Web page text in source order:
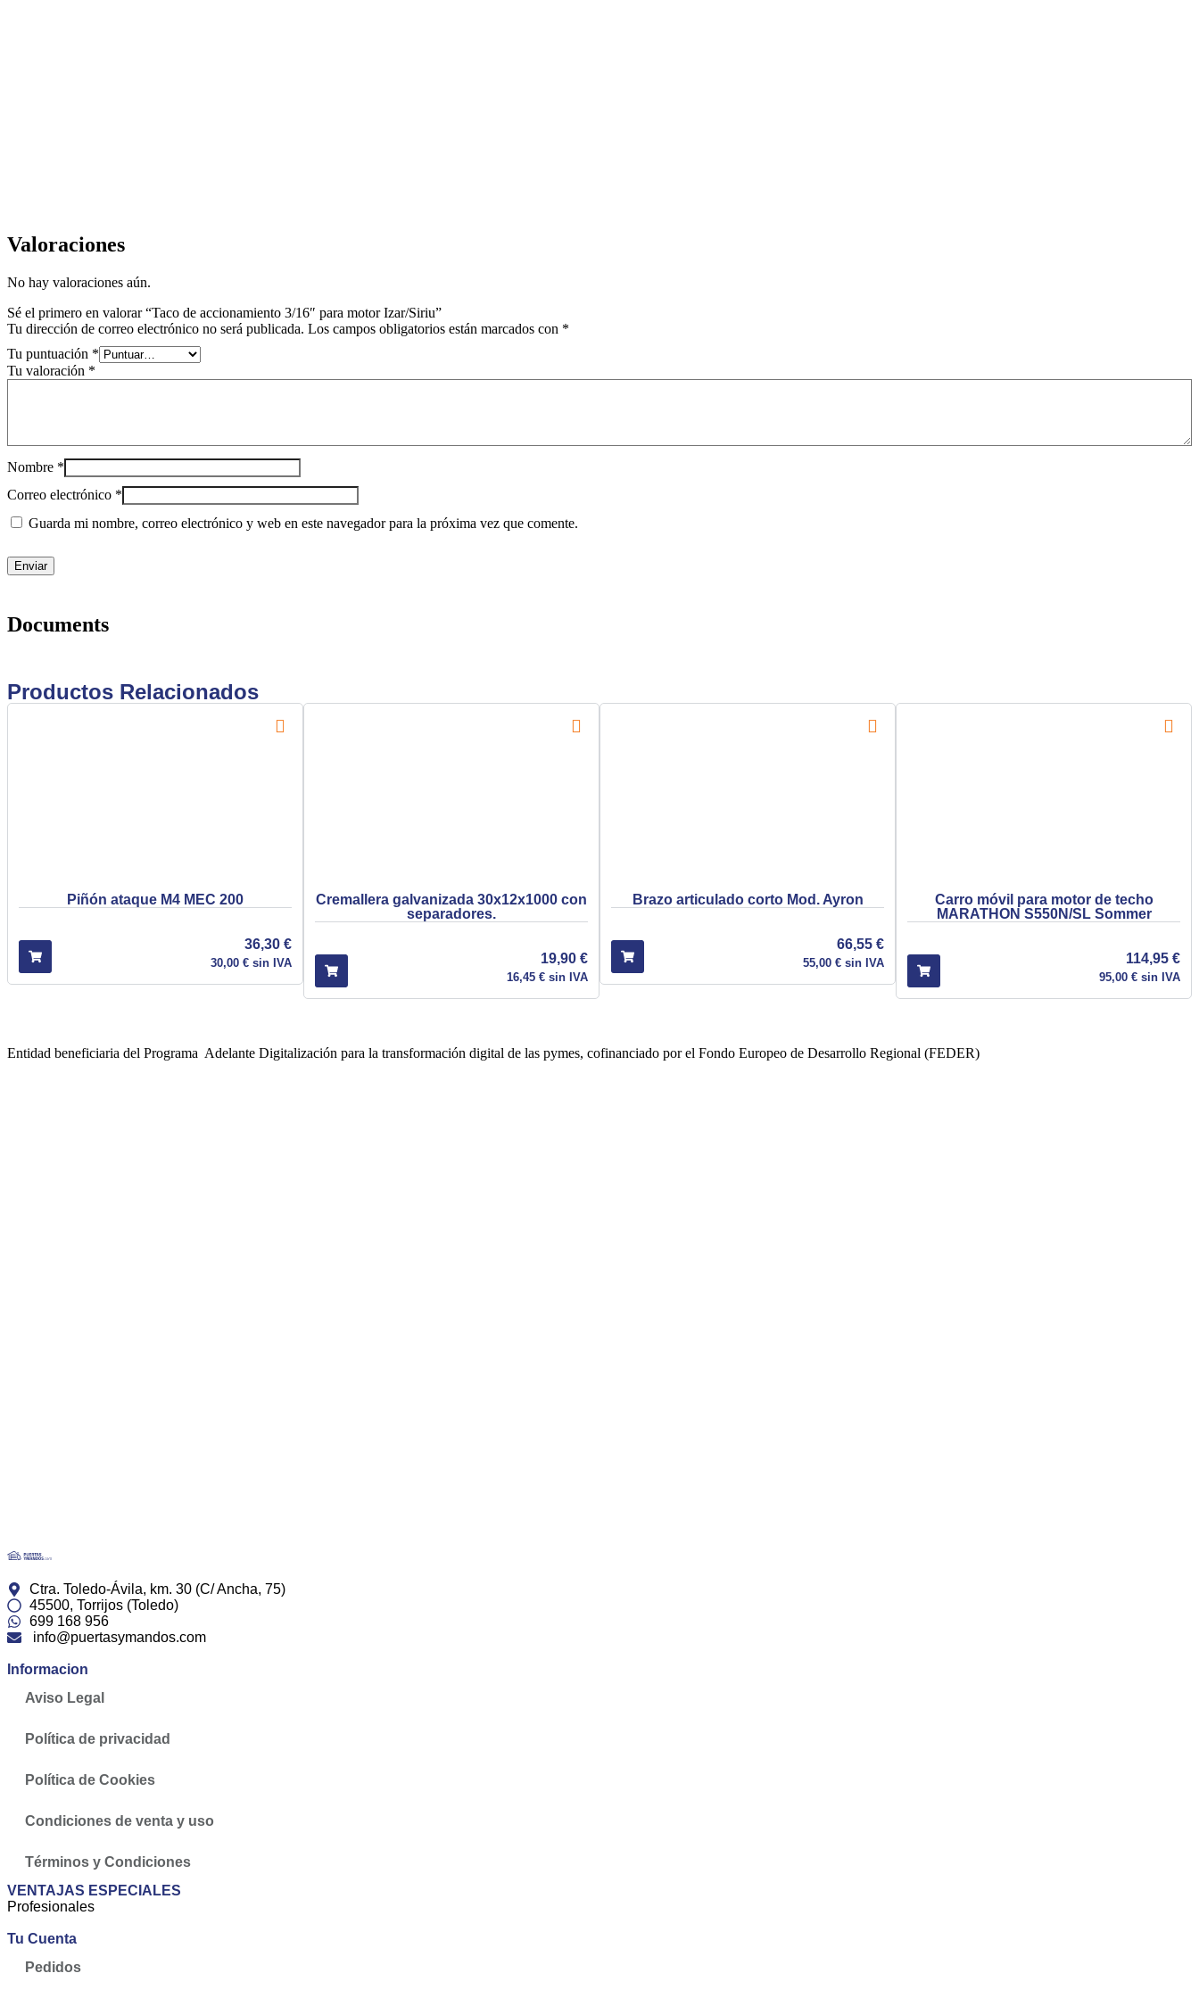
Valoraciones
No hay valoraciones aún.
Sé el primero en valorar “Taco de accionamiento 3/16″ para motor Izar/Siriu”
Tu dirección de correo electrónico no será publicada. Los campos obligatorios están marcados con *
Tu puntuación *
Tu valoración *
Nombre *
Correo electrónico *
Guarda mi nombre, correo electrónico y web en este navegador para la próxima vez que comente.
Documents
Productos Relacionados
Piñón ataque M4 MEC 200
36,30 €
30,00 € sin IVA
Cremallera galvanizada 30x12x1000 con
separadores.
19,90 €
16,45 € sin IVA
Brazo articulado corto Mod. Ayron
66,55 €
55,00 € sin IVA
Carro móvil para motor de techo
MARATHON S550N/SL Sommer
114,95 €
95,00 € sin IVA
Entidad beneficiaria del Programa Adelante Digitalización para la transformación digital de las pymes, cofinanciado por el Fondo Europeo de Desarrollo Regional (FEDER)
Ctra. Toledo-Ávila, km. 30 (C/ Ancha, 75)
45500, Torrijos (Toledo)
699 168 956
info@puertasymandos.com
Informacion
Aviso Legal
Política de privacidad
Política de Cookies
Condiciones de venta y uso
Términos y Condiciones
VENTAJAS ESPECIALES
Profesionales
Tu Cuenta
Pedidos